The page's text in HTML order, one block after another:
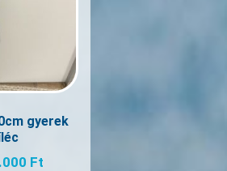
gyerek
Ft